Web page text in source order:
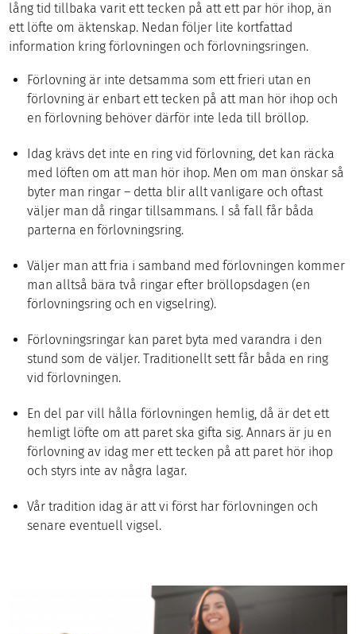
lång tid tillbaka varit ett tecken på att ett par hör ihop, än
ett löfte om äktenskap. Nedan följer lite kortfattad
information kring förlovningen och förlovningsringen.
Förlovning är inte detsamma som ett frieri utan en
förlovning är enbart ett tecken på att man hör ihop och
en förlovning behöver därför inte leda till bröllop.
Idag krävs det inte en ring vid förlovning, det kan räcka
med löften om att man hör ihop. Men om man önskar så
byter man ringar – detta blir allt vanligare och oftast
väljer man då ringar tillsammans. I så fall får båda
parterna en förlovningsring.
Väljer man att fria i samband med förlovningen kommer
man alltså bära två ringar efter bröllopsdagen (en
förlovningsring och en vigselring).
Förlovningsringar kan paret byta med varandra i den
stund som de väljer. Traditionellt sett får båda en ring
vid förlovningen.
En del par vill hålla förlovningen hemlig, då är det ett
hemligt löfte om att paret ska gifta sig. Annars är ju en
förlovning av idag mer ett tecken på att paret hör ihop
och styrs inte av några lagar.
Vår tradition idag är att vi först har förlovningen och
senare eventuell vigsel.